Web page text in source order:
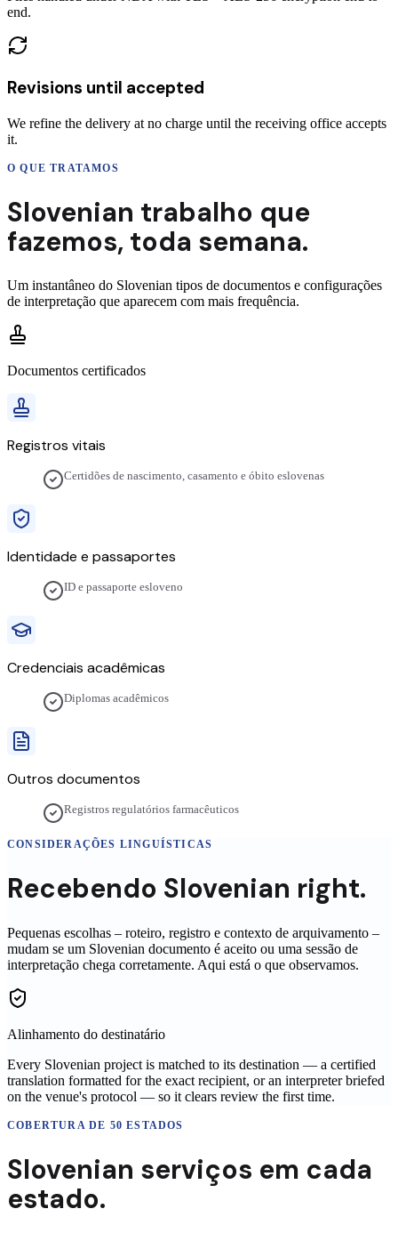
end.
Revisions until accepted
We refine the delivery at no charge until the receiving office accepts
it.
O QUE TRATAMOS
Slovenian trabalho que
fazemos, toda semana.
Um instantâneo do Slovenian tipos de documentos e configurações
de interpretação que aparecem com mais frequência.
Documentos certificados
Registros vitais
Certidões de nascimento, casamento e óbito eslovenas
Identidade e passaportes
ID e passaporte esloveno
Credenciais acadêmicas
Diplomas acadêmicos
Outros documentos
Registros regulatórios farmacêuticos
CONSIDERAÇÕES LINGUÍSTICAS
Recebendo Slovenian right.
Pequenas escolhas – roteiro, registro e contexto de arquivamento –
mudam se um Slovenian documento é aceito ou uma sessão de
interpretação chega corretamente. Aqui está o que observamos.
Alinhamento do destinatário
Every Slovenian project is matched to its destination — a certified
translation formatted for the exact recipient, or an interpreter briefed
on the venue's protocol — so it clears review the first time.
COBERTURA DE 50 ESTADOS
Slovenian serviços em cada
estado.